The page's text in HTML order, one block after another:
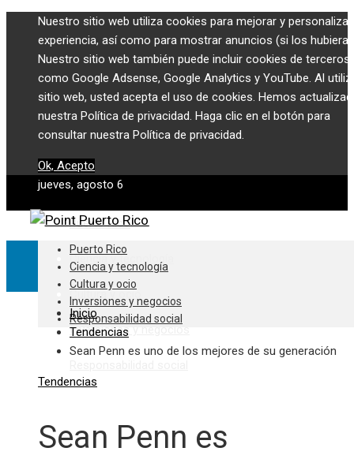
Nuestro sitio web utiliza cookies para mejorar y
experiencia, así como para mostrar anuncios (si los hubiera).
Nuestro sitio web también puede incluir cookies de terceros,
como Google Adsense, Google Analytics y YouTube. Al
sitio web, usted acepta el uso de cookies. Hemos
nuestra Política de privacidad. Haga clic en el botón para
consultar nuestra Política de privacidad.
Ok, Acepto
jueves, agosto 6
Puerto Rico
Ciencia y tecnología
Cultura y ocio
Inversiones y negocios
Puerto Rico
Ciencia y tecnología
Cultura y ocio
Inversiones y negocios
Responsabilidad social
Inicio
Tendencias
Sean Penn es uno de los mejores de su generación
Tendencias
Sean Penn es